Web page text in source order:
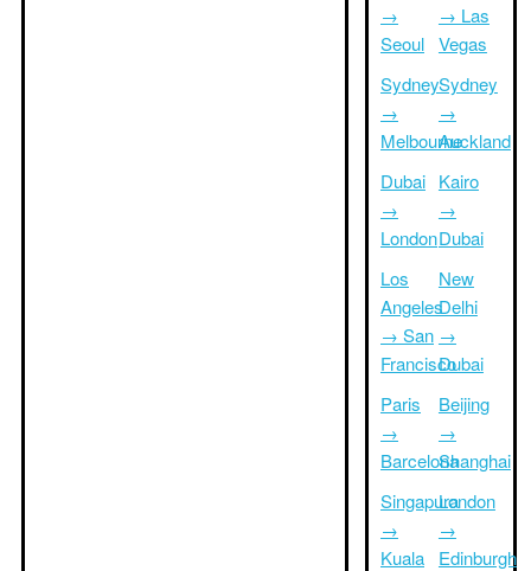
→
Seoul
Sydney
→
Melbourne
Dubai
→
London
Los
Angeles
→ San
Francisco
Paris
→
Barcelona
Singapura
→
Kuala
→ Las
Vegas
Sydney
→
Auckland
Kairo
→
Dubai
New
Delhi
→
Dubai
Beijing
→
Shanghai
London
→
Edinburgh